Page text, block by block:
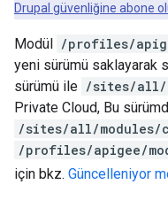
Drupal güvenliğine abone
Modül /profiles/
yeni sürümü saklayarak
sürümü ile /sites/all/
Private Cloud, Bu
/sites/all/modules/
/profiles/apigee/
için bkz. Güncelleniyor